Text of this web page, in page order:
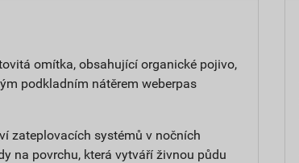
omítka, obsahující organické pojivo,
podkladním nátěrem weberpas
zateplovacích systémů v nočních
na povrchu, která vytváří živnou půdu